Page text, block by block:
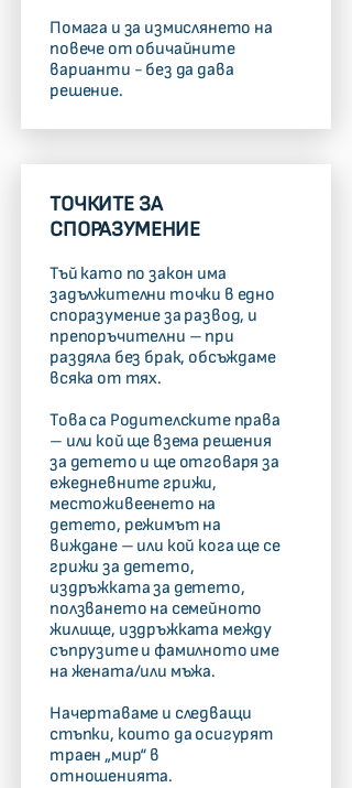
Помага и за измислянето на
повече от обичайните
варианти - без да дава
решение.
ТОЧКИТЕ ЗА
СПОРАЗУМЕНИЕ
Тъй като по закон има
задължителни точки в едно
споразумение за развод, и
препоръчителни – при
раздяла без брак, обсъждаме
всяка от тях.
Това са Родителските права
– или кой ще взема решения
за детето и ще отговаря за
ежедневните грижи,
местоживеенето на
детето, режимът на
виждане – или кой кога ще се
грижи за детето,
издръжката за детето,
ползването на семейното
жилище, издръжката между
съпрузите и фамилното име
на жената/или мъжа.
Начертаваме и следващи
стъпки, които да осигурят
траен „мир“ в
отношенията.